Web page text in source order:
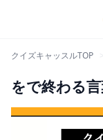
クイズキャッスルTOP
をで終わる